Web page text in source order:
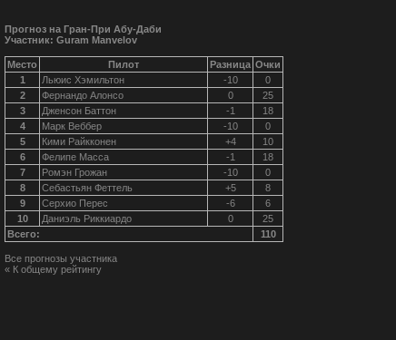
Прогноз на Гран-При Абу-Даби
Участник: Guram Manvelov
Место Пилот Разница Очки
1
Льюис Хэмильтон -10
0
2
Фернандо Алонсо 0
25
3
Дженсон Баттон -1
18
4
Марк Веббер -10
0
5
Кими Райкконен +4
10
6
Фелипе Масса -1
18
7
Ромэн Грожан -10
0
8
Себастьян Феттель +5
8
9
Серхио Перес -6
6
10
Даниэль Риккиардо 0
25
Всего:
110
Все прогнозы участника
« К общему рейтингу